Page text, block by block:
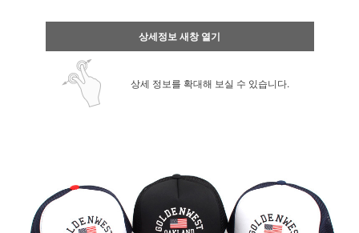
상세정보 새창 열기
상세 정보를 확대해 보실 수 있습니다.